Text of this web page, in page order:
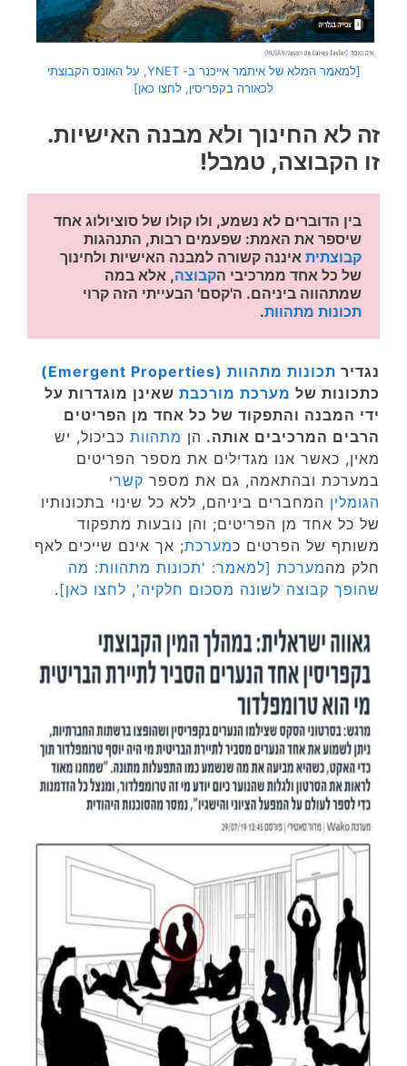
[למאמר המלא של איתמר אייכנר ב- YNET, על האונס הקבוצתי
לכאורה בקפריסין, לחצו כאן]
זה לא החינוך ולא מבנה האישיות.
זו הקבוצה, טמבל!
שיספר את האמת: שפעמים רבות, התנהגות
קבוצתית
של כל אחד ממרכיבי הקבוצה
שמתהווה ביניהם. ה'קסם' הבעייתי הזה קרוי
תכונות מתהוות.
נגדיר תכונות מתהוות (Emergent Properties)
כתכונות של מערכת מורכבת שאינן מוגדרות על
ידי המבנה והתפקוד של כל אחד מן הפריטים
הרבים המרכיבים אותה. הן מתהוות כביכול, יש
מאין, כאשר אנו מגדילים את מספר הפריטים
במערכת ובהתאמה, גם את מספר קשרי
הגומלין המחברים ביניהם, ללא כל שינוי בתכונותיו
של כל אחד מן הפריטים; והן נובעות מתפקוד
משותף של הפרטים כמערכת; אך אינם שייכים לאף
חלק מהמערכת [למאמר: 'תכונות מתהוות: מה
שהופך קבוצה לשונה מסכום חלקיה', לחצו כאן].